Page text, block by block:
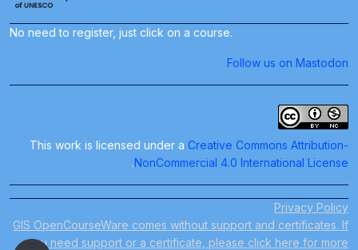
No need to register, just click on a course.
Follow us on Mastodon
This work is licensed under a Creative Commons Attribution-
NonCommercial 4.0 International License
.
Privacy Policy
GIS OpenCourseWare comes without support and certificates. If
you need support or a certificate, please click here for more